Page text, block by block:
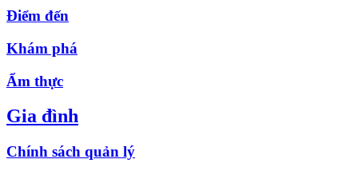
Điểm đến
Khám phá
Ẩm thực
Gia đình
Chính sách quản lý